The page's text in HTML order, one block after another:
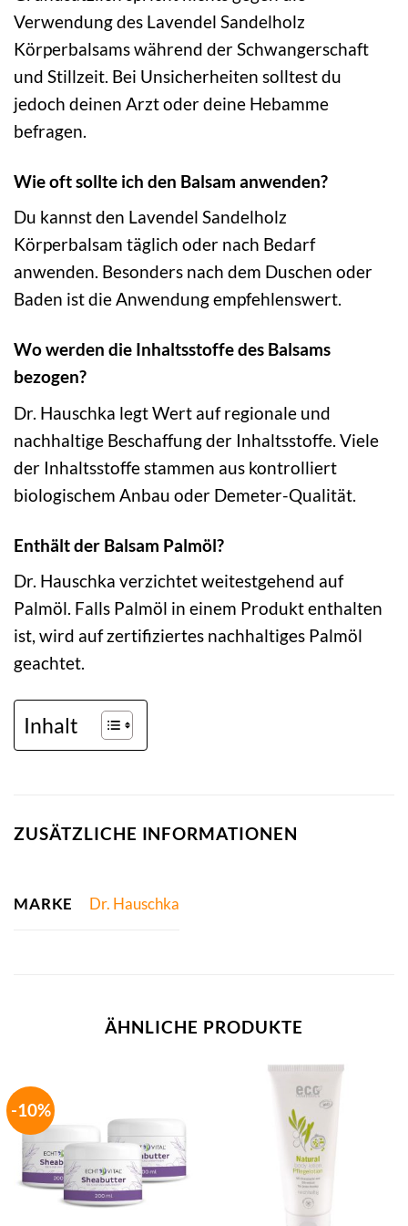
Verwendung des Lavendel Sandelholz
Körperbalsams während der Schwangerschaft
und Stillzeit. Bei Unsicherheiten solltest du
jedoch deinen Arzt oder deine Hebamme
befragen.
Wie oft sollte ich den Balsam anwenden?
Du kannst den Lavendel Sandelholz
Körperbalsam täglich oder nach Bedarf
anwenden. Besonders nach dem Duschen oder
Baden ist die Anwendung empfehlenswert.
Wo werden die Inhaltsstoffe des Balsams
bezogen?
Dr. Hauschka legt Wert auf regionale und
nachhaltige Beschaffung der Inhaltsstoffe. Viele
der Inhaltsstoffe stammen aus kontrolliert
biologischem Anbau oder Demeter-Qualität.
Enthält der Balsam Palmöl?
Dr. Hauschka verzichtet weitestgehend auf
Palmöl. Falls Palmöl in einem Produkt enthalten
ist, wird auf zertifiziertes nachhaltiges Palmöl
geachtet.
Inhalt
ZUSÄTZLICHE INFORMATIONEN
MARKE Dr. Hauschka
ÄHNLICHE PRODUKTE
-10%